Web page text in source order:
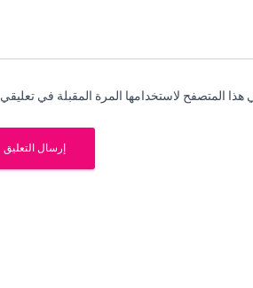
المتصفح لاستخدامها المرة المقبلة في تعليقي.